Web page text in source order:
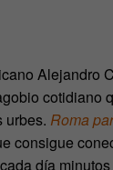
Alejandro
cotidiano
urbes. Roma
consigue
día